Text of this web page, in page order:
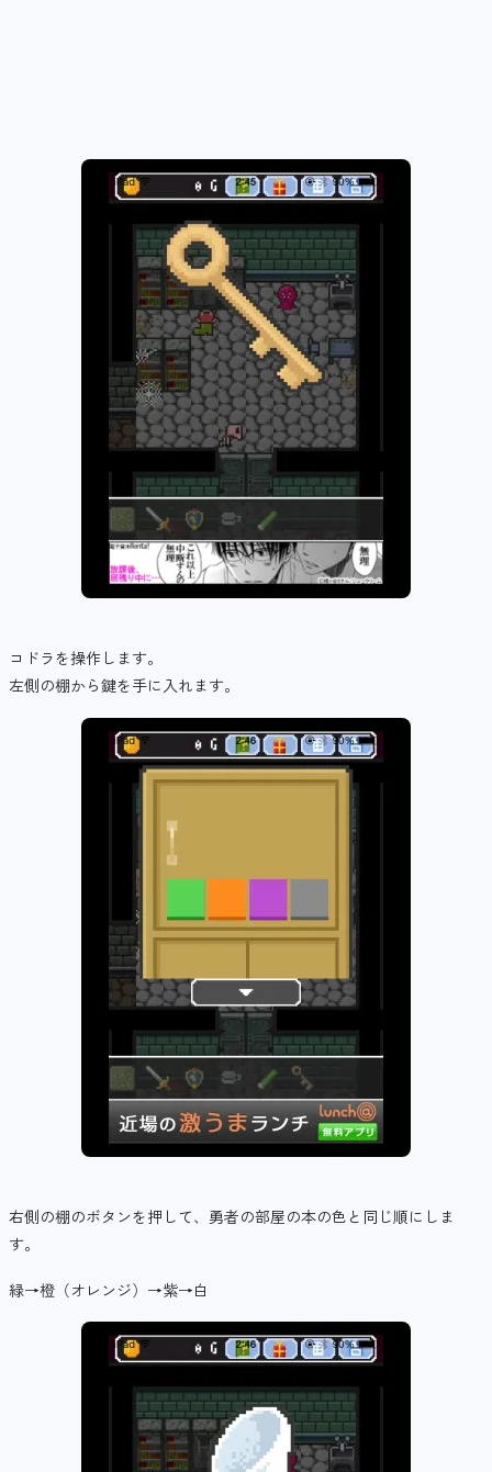
コドラを操作します。
左側の棚から鍵を手に入れます。
右側の棚のボタンを押して、勇者の部屋の本の色と同じ順にしま
す。
緑→橙（オレンジ）→紫→白